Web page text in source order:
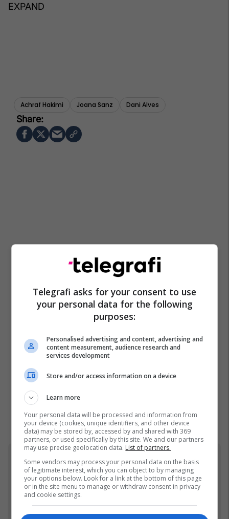
EXPAND
Achraf Hakimi Joana Sanz Dani Alves
BBVA
Telegrafi asks for your consent to use
your personal data for the following
purposes:
Personalised advertising and content, advertising and
content measurement, audience research and
services development
Store and/or access information on a device
Learn more
Your personal data will be processed and information from
your device (cookies, unique identifiers, and other device
data) may be stored by, accessed by and shared with 369
partners, or used specifically by this site. We and our partners
may use precise geolocation data. List of partners.
Some vendors may process your personal data on the basis
of legitimate interest, which you can object to by managing
your options below. Look for a link at the bottom of this page
or in the site menu to manage or withdraw consent in privacy
and cookie settings.